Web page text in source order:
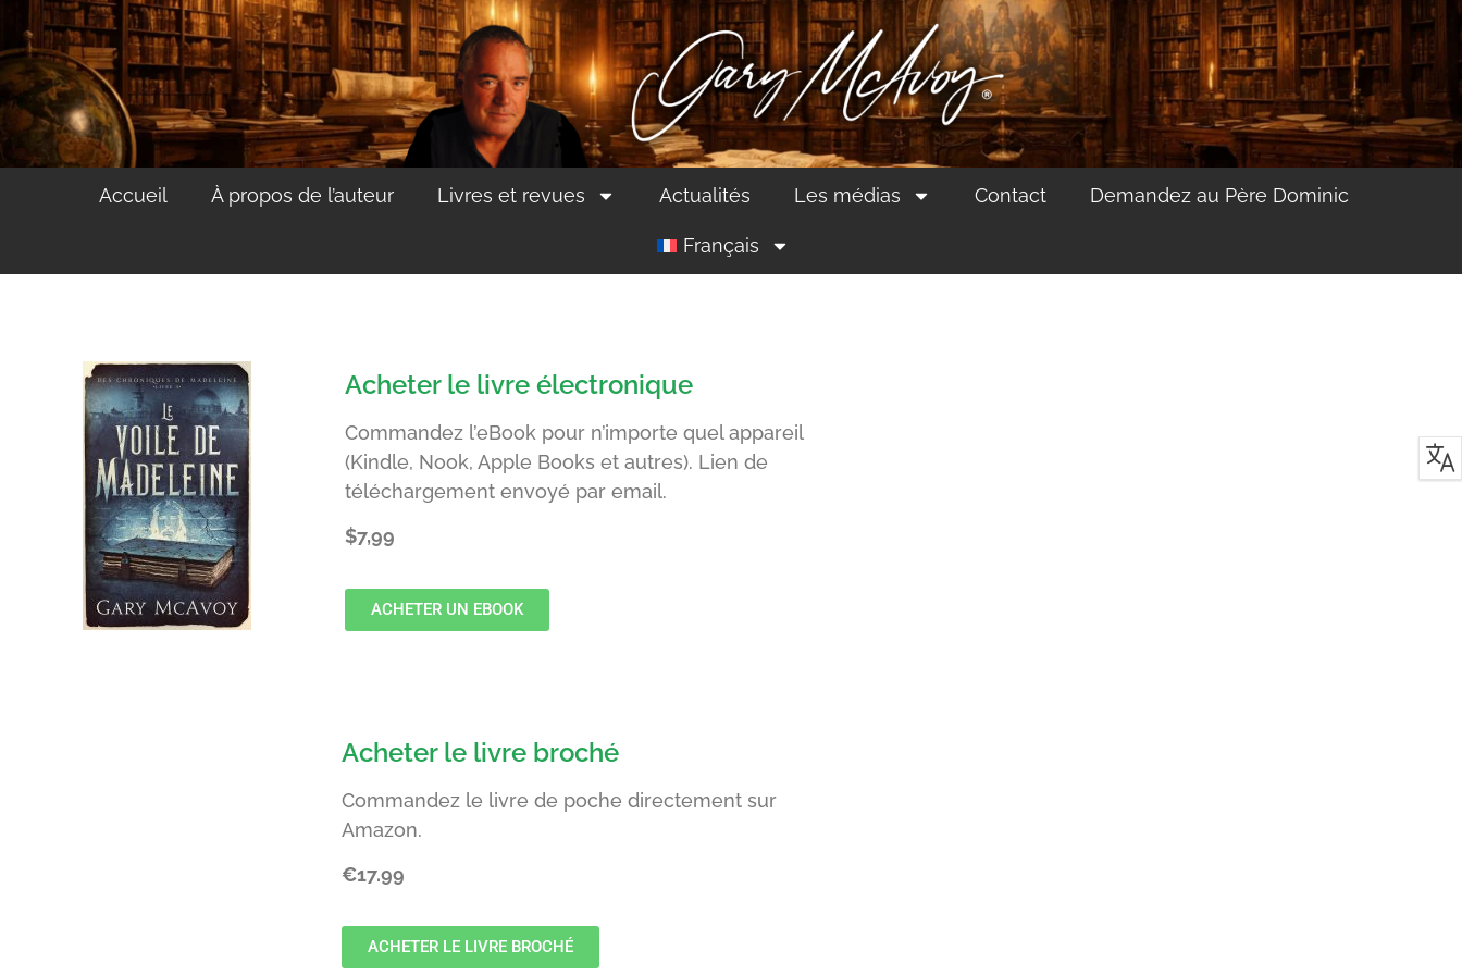
Accueil À propos de l’auteur Livres et revues Actualités Les médias Contact Demandez au Père Dominic
Français
Acheter le livre électronique
Commandez l’eBook pour n’importe quel appareil
(Kindle, Nook, Apple Books et autres). Lien de
téléchargement envoyé par email.
$7,99
ACHETER UN EBOOK
Acheter le livre broché
Commandez le livre de poche directement sur
Amazon.
€17.99
ACHETER LE LIVRE BROCHÉ